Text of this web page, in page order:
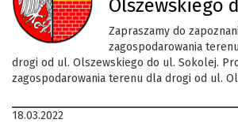
Olszewskiego
Zapraszamy do
zagospodarowania
drogi od ul. Olszewskiego do ul. Sokolej.
zagospodarowania terenu dla drogi od ul.
18.03.2022